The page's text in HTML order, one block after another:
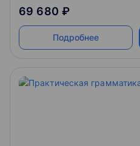
69 680 ₽
Подробнее